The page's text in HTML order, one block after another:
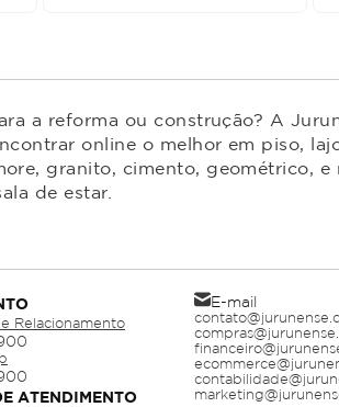
a reforma ou construção? A
online o melhor em piso,
granito, cimento, geométrico,
de estar.
Relacionamento
ATENDIMENTO
E-mail